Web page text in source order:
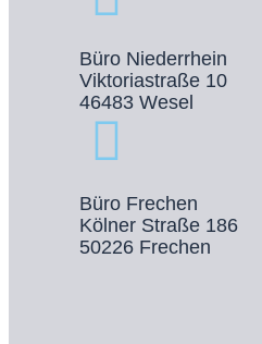
Büro Niederrhein
Viktoriastraße 10
46483 Wesel
Büro Frechen
Kölner Straße 186
50226 Frechen